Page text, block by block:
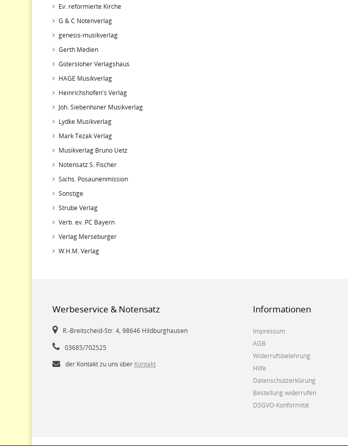
Ev. reformierte Kirche
G & C Notenverlag
genesis-musikverlag
Gerth Medien
Gütersloher Verlagshaus
HAGE Musikverlag
Heinrichshofen's Verlag
Joh. Siebenhüner Musikverlag
Lydke Musikverlag
Mark Tezak Verlag
Musikverlag Bruno Uetz
Notensatz S. Fischer
Sächs. Posaunenmission
Sonstige
Strube Verlag
Verb. ev. PC Bayern
Verlag Merseburger
W.H.M. Verlag
Werbeservice & Notensatz
R.-Breitscheid-Str. 4, 98646 Hildburghausen
03685/702525
der Kontakt zu uns über Kontakt
Informationen
Impressum
AGB
Widerrufsbelehrung
Hilfe
Datenschutzerklärung
Bestellung widerrufen
DSGVO-Konformität